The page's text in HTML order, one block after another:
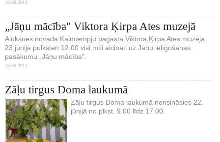
16.06.2011.
„Jāņu mācība" Viktora Ķirpa Ates muzejā
Alūksnes novadā Kalncempju pagasta Viktora Ķirpa Ates muzejā
23.jūnijā pulksten 12:00 visi mīļi aicināti uz Jāņu ielīgošanas
pasākumu „Jāņu mācība".
16.06.2011.
Zāļu tirgus Doma laukumā
Zāļu tirgus Doma laukumā norisināsies 22.
jūnijā no plkst. 9.00 līdz 17.00.